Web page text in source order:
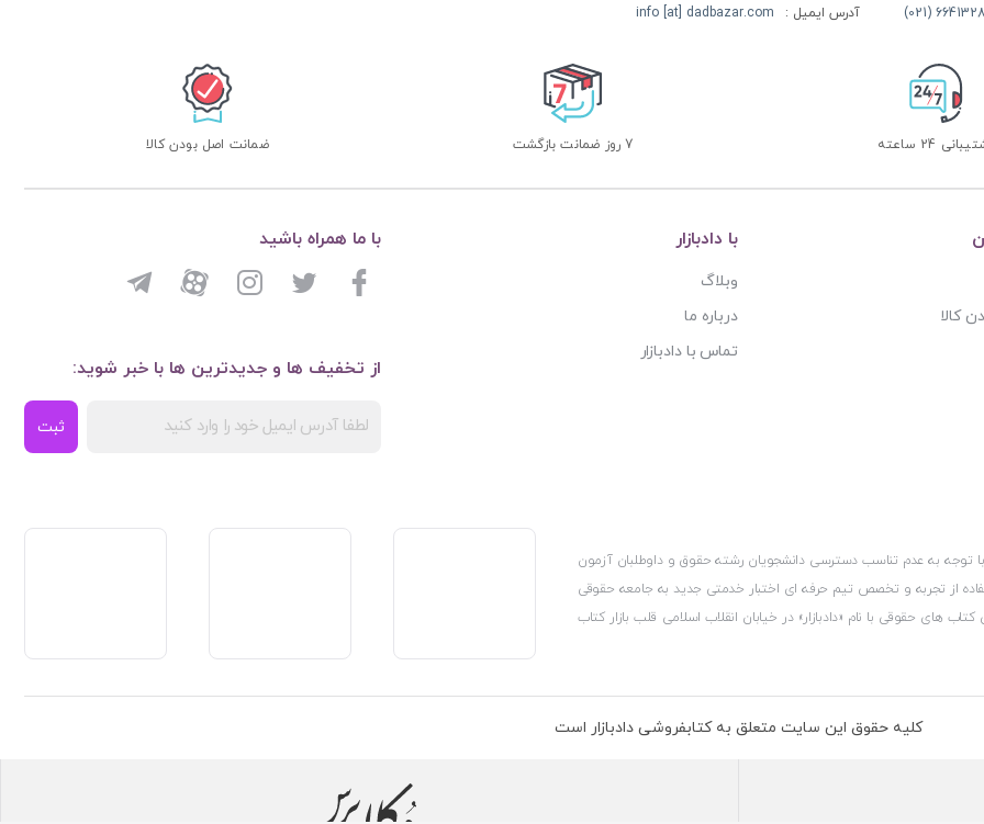
آدرس ایمیل : info [at] dadbazar.com
24 ساعته 7 روز ضمانت بازگشت ضمانت اصل بودن کالا
کالا
با دادبازار
وبلاگ
درباره ما
تماس با دادبازار
از تخفیف ها و جدیدترین ها با خبر شوید:
ثبت
با ما همراه باشید
توجه به عدم تناسب دسترسی دانشجویان رشته حقوق و داوطلبان آزمون
از تجربه و تخصص تیم حرفه ای اختبار خدمتی جدید به جامعه حقوقی
های حقوقی با نام «دادبازار» در خیابان انقلاب اسلامی قلب بازار کتاب
وزارت صنعت، معدن و تجارت، نشان ملی ثبت رسانه های دیجیتال از
تلفیق آن با شناخت کامل نیازهای جامعه حقوقی کشور راه اندازی کردیم تا
کلیه حقوق این سایت متعلق به کتابفروشی دادبازار است